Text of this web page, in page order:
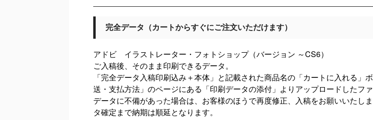
完全データ（カートからすぐにご注文いただけます）
アドビ イラストレーター・フォトショップ（バージョン ～CS6）
ご入稿後、そのまま印刷できるデータ。
「完全データ入稿印刷込み＋本体」と記載された商品名の「カートに入れる
送・支払方法」のページにある「印刷データの添付」よりアップロードしたフ
データに不備があった場合は、お客様のほうで再度修正、入稿をお願いいたし
タ確定まで納期は順延となります。